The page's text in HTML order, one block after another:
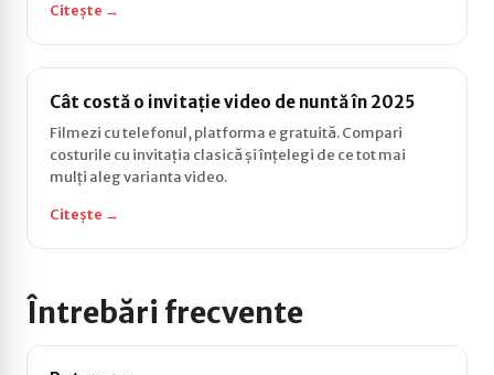
Citește →
Cât costă o invitație video de nuntă în 2025
Filmezi cu telefonul, platforma e gratuită. Compari
costurile cu invitația clasică și înțelegi de ce tot mai
mulți aleg varianta video.
Citește →
Întrebări frecvente